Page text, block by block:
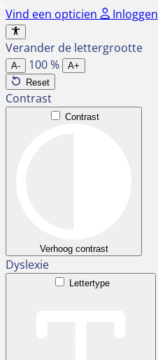
Ga
naar
de
inhoud
Vind een opticien Inloggen
Verander de lettergrootte
A- 100%
A+
Reset
Contrast
Contrast
Verhoog contrast
Dyslexie
Lettertype